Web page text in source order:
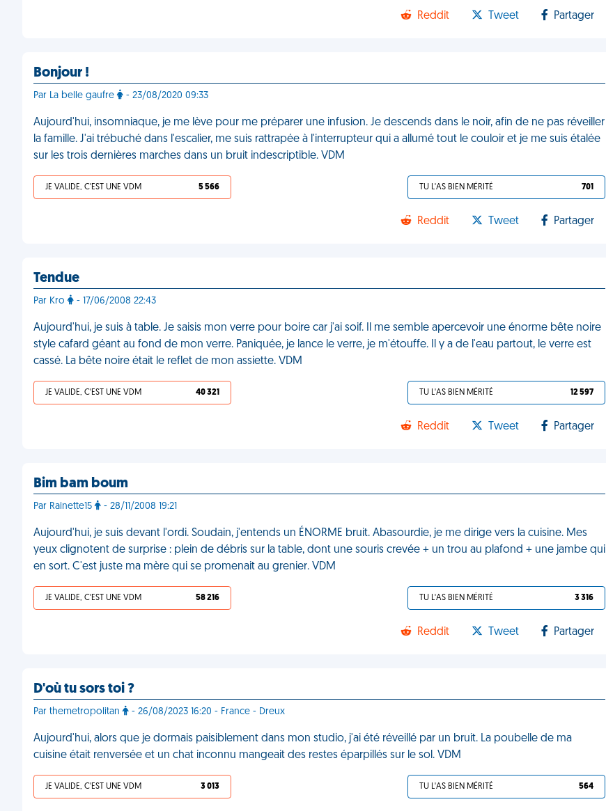
Reddit Tweet Partager
Bonjour !
Par La belle gaufre - 23/08/2020 09:33
Aujourd'hui, insomniaque, je me lève pour me préparer une infusion. Je descends dans le noir, afin de ne pas réveiller
la famille. J'ai trébuché dans l'escalier, me suis rattrapée à l'interrupteur qui a allumé tout le couloir et je me suis étalée
sur les trois dernières marches dans un bruit indescriptible. VDM
JE VALIDE, C'EST UNE VDM 5 566 TU L'AS BIEN MÉRITÉ 701
Reddit Tweet Partager
Tendue
Par Kro - 17/06/2008 22:43
Aujourd'hui, je suis à table. Je saisis mon verre pour boire car j'ai soif. Il me semble apercevoir une énorme bête noire
style cafard géant au fond de mon verre. Paniquée, je lance le verre, je m'étouffe. Il y a de l'eau partout, le verre est
cassé. La bête noire était le reflet de mon assiette. VDM
JE VALIDE, C'EST UNE VDM 40 321 TU L'AS BIEN MÉRITÉ 12 597
Reddit Tweet Partager
Bim bam boum
Par Rainette15 - 28/11/2008 19:21
Aujourd'hui, je suis devant l'ordi. Soudain, j'entends un ÉNORME bruit. Abasourdie, je me dirige vers la cuisine. Mes
yeux clignotent de surprise : plein de débris sur la table, dont une souris crevée + un trou au plafond + une jambe qui
en sort. C'est juste ma mère qui se promenait au grenier. VDM
JE VALIDE, C'EST UNE VDM 58 216 TU L'AS BIEN MÉRITÉ 3 316
Reddit Tweet Partager
D'où tu sors toi ?
Par themetropolitan - 26/08/2023 16:20 - France - Dreux
Aujourd'hui, alors que je dormais paisiblement dans mon studio, j'ai été réveillé par un bruit. La poubelle de ma
cuisine était renversée et un chat inconnu mangeait des restes éparpillés sur le sol. VDM
JE VALIDE, C'EST UNE VDM 3 013 TU L'AS BIEN MÉRITÉ 564